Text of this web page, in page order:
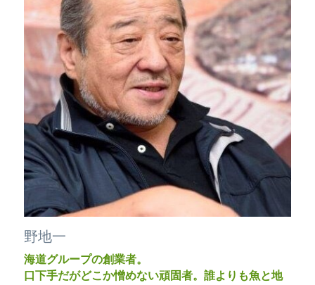
野地一
海道グループの創業者。
口下手だがどこか憎めない頑固者。誰よりも魚と地